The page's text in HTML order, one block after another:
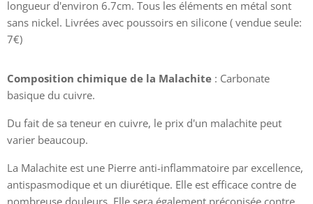
longueur d'environ 6.7cm. Tous les éléments en métal sont
sans nickel. Livrées avec poussoirs en silicone ( vendue seule:
7€)
Composition chimique de la Malachite : Carbonate
basique du cuivre.
Du fait de sa teneur en cuivre, le prix d'un malachite peut
varier beaucoup.
La Malachite est une Pierre anti-inflammatoire par excellence,
antispasmodique et un diurétique. Elle est efficace contre de